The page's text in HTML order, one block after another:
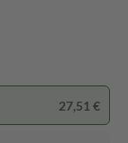
27,51 €